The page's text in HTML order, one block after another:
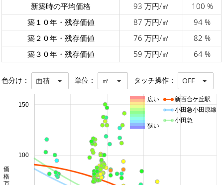
新築時の平均価格 93 万円/㎡
100 %
築１０年・残存価値
87 万円/㎡
94 %
築２０年・残存価値
76 万円/㎡
82 %
築３０年・残存価値
59 万円/㎡ 64 %
色分け： 面積 単位： ㎡ タッチ操作： OFF
100
150
新百合ケ丘駅
小田急小田原線
小田急
広い
狭い